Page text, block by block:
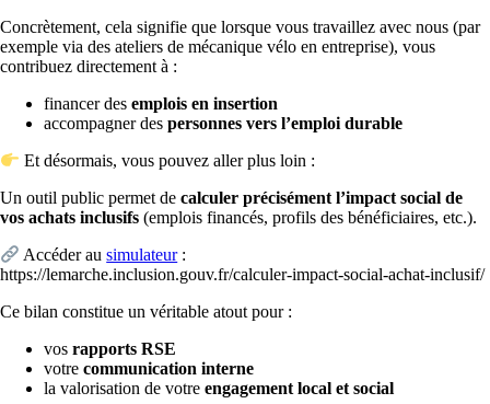
Concrètement, cela signifie que lorsque vous travaillez avec nous (par
exemple via des ateliers de mécanique vélo en entreprise), vous
contribuez directement à :
financer des emplois en insertion
accompagner des personnes vers l’emploi durable
Et désormais, vous pouvez aller plus loin :
Un outil public permet de calculer précisément l’impact social de
vos achats inclusifs (emplois financés, profils des bénéficiaires, etc.).
Accéder ausimulateur:
https://lemarche.inclusion.gouv.fr/calculer-impact-social-achat-inclusif/
Ce bilan constitue un véritable atout pour :
vos rapports RSE
votre communication interne
la valorisation de votre engagement local et social